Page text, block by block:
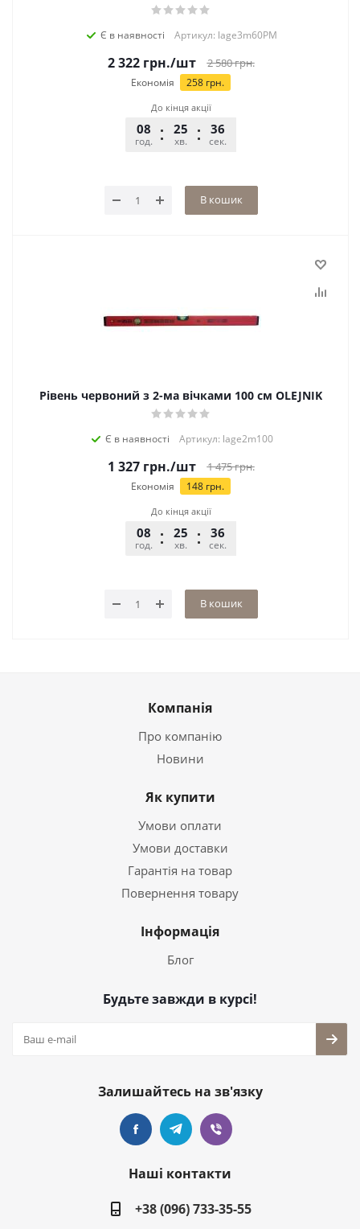
Є в наявності Артикул: lage3m60PM
2 322грн./шт 2 580грн.
Економія 258 грн.
До кінця акції
08
год.
25
хв.
36
сек.
В кошик
Рівень червоний з 2-ма вічками 100 см OLEJNIK
Є в наявності Артикул: lage2m100
1 327грн./шт 1 475грн.
Економія 148 грн.
До кінця акції
08
год.
25
хв.
36
сек.
В кошик
Компанія
Про компанію
Новини
Як купити
Умови оплати
Умови доставки
Гарантія на товар
Повернення товару
Інформація
Блог
Будьте завжди в курсі!
Залишайтесь на зв'язку
Наші контакти
+38 (096) 733-35-55